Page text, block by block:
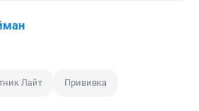
Лайт Прививка